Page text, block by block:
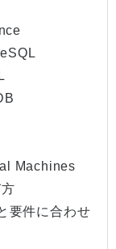
Machines
要件に合わせ